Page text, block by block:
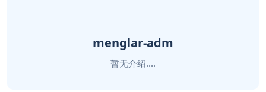
menglar-adm
暂无介绍....